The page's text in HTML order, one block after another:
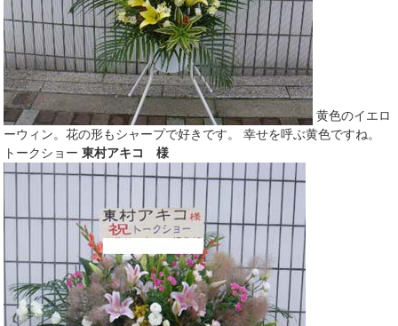
黄色のイエロ
ーウィン。花の形もシャープで好きです。 幸せを呼ぶ黄色ですね。
トークショー東村アキコ 様